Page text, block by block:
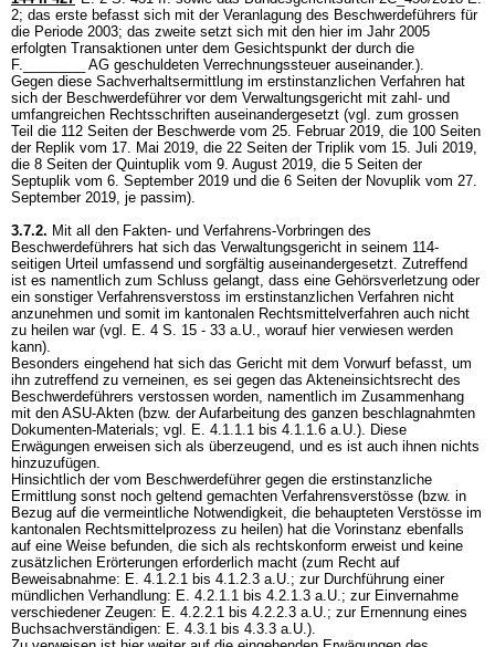
2; das erste befasst sich mit der Veranlagung des Beschwerdeführers für
die Periode 2003; das zweite setzt sich mit den hier im Jahr 2005
erfolgten Transaktionen unter dem Gesichtspunkt der durch die
F.________ AG geschuldeten Verrechnungssteuer auseinander.).
Gegen diese Sachverhaltsermittlung im erstinstanzlichen Verfahren hat
sich der Beschwerdeführer vor dem Verwaltungsgericht mit zahl- und
umfangreichen Rechtsschriften auseinandergesetzt (vgl. zum grossen
Teil die 112 Seiten der Beschwerde vom 25. Februar 2019, die 100 Seiten
der Replik vom 17. Mai 2019, die 22 Seiten der Triplik vom 15. Juli 2019,
die 8 Seiten der Quintuplik vom 9. August 2019, die 5 Seiten der
Septuplik vom 6. September 2019 und die 6 Seiten der Novuplik vom 27.
September 2019, je passim).
3.7.2. Mit all den Fakten- und Verfahrens-Vorbringen des
Beschwerdeführers hat sich das Verwaltungsgericht in seinem 114-
seitigen Urteil umfassend und sorgfältig auseinandergesetzt. Zutreffend
ist es namentlich zum Schluss gelangt, dass eine Gehörsverletzung oder
ein sonstiger Verfahrensverstoss im erstinstanzlichen Verfahren nicht
anzunehmen und somit im kantonalen Rechtsmittelverfahren auch nicht
zu heilen war (vgl. E. 4 S. 15 - 33 a.U., worauf hier verwiesen werden
kann).
Besonders eingehend hat sich das Gericht mit dem Vorwurf befasst, um
ihn zutreffend zu verneinen, es sei gegen das Akteneinsichtsrecht des
Beschwerdeführers verstossen worden, namentlich im Zusammenhang
mit den ASU-Akten (bzw. der Aufarbeitung des ganzen beschlagnahmten
Dokumenten-Materials; vgl. E. 4.1.1.1 bis 4.1.1.6 a.U.). Diese
Erwägungen erweisen sich als überzeugend, und es ist auch ihnen nichts
hinzuzufügen.
Hinsichtlich der vom Beschwerdeführer gegen die erstinstanzliche
Ermittlung sonst noch geltend gemachten Verfahrensverstösse (bzw. in
Bezug auf die vermeintliche Notwendigkeit, die behaupteten Verstösse im
kantonalen Rechtsmittelprozess zu heilen) hat die Vorinstanz ebenfalls
auf eine Weise befunden, die sich als rechtskonform erweist und keine
zusätzlichen Erörterungen erforderlich macht (zum Recht auf
Beweisabnahme: E. 4.1.2.1 bis 4.1.2.3 a.U.; zur Durchführung einer
mündlichen Verhandlung: E. 4.2.1.1 bis 4.2.1.3 a.U.; zur Einvernahme
verschiedener Zeugen: E. 4.2.2.1 bis 4.2.2.3 a.U.; zur Ernennung eines
Buchsachverständigen: E. 4.3.1 bis 4.3.3 a.U.).